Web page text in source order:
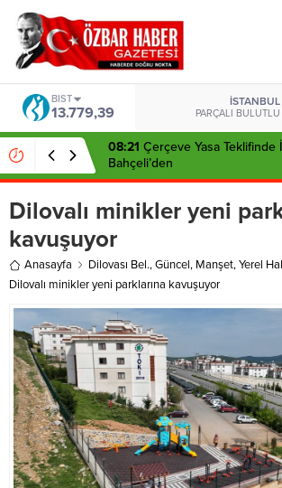
islami
chat
omegla
türk
sohbet
cinsel
sohbet
dini
chat
BIST
13.779,39
İSTANBUL
PARÇALI BULUTLU
08:21 Çerçeve Yasa Teklifinde
Bahçeli’den
Dilovalı minikler yeni
kavuşuyor
Anasayfa Dilovası Bel.,Güncel, Manşet,Yerel
Dilovalı minikler yeni parklarına kavuşuyor